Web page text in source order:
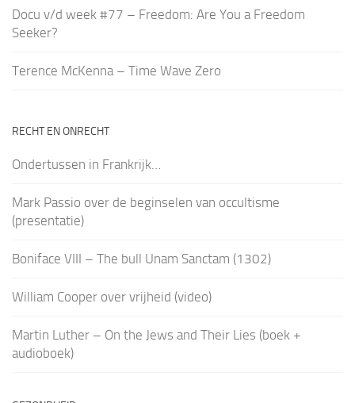
Docu v/d week #77 – Freedom: Are You a Freedom
Seeker?
Terence McKenna – Time Wave Zero
RECHT EN ONRECHT
Ondertussen in Frankrijk…
Mark Passio over de beginselen van occultisme
(presentatie)
Boniface VIII – The bull Unam Sanctam (1302)
William Cooper over vrijheid (video)
Martin Luther – On the Jews and Their Lies (boek +
audioboek)